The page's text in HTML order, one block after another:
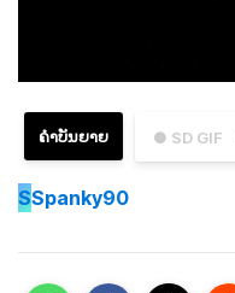
● SD GIF
ຄຳບັນຍາຍ
SSpanky90